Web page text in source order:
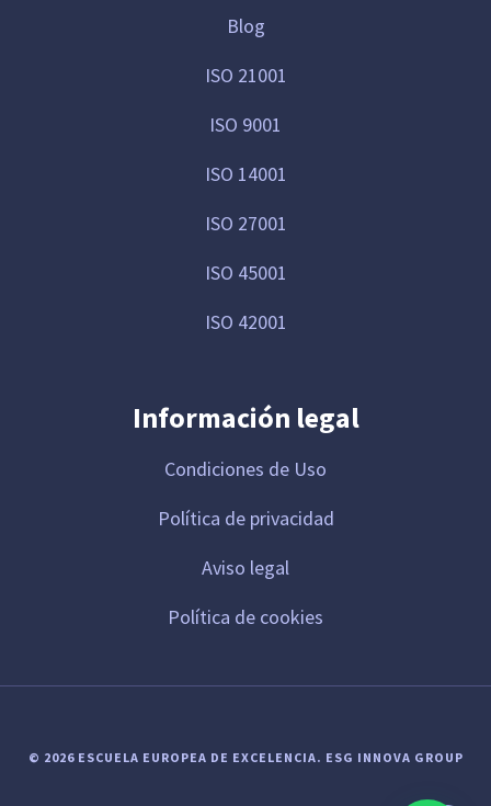
Blog
ISO 21001
ISO 9001
ISO 14001
ISO 27001
ISO 45001
ISO 42001
Información legal
Condiciones de Uso
Política de privacidad
Aviso legal
Política de cookies
© 2026 ESCUELA EUROPEA DE EXCELENCIA. ESG INNOVA GROUP